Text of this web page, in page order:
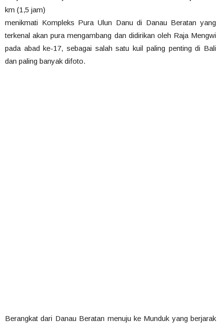
km (1,5 jam)
menikmati Kompleks Pura Ulun Danu di Danau Beratan yang
terkenal akan pura mengambang dan didirikan oleh Raja Mengwi
pada abad ke-17, sebagai salah satu kuil paling penting di Bali
dan paling banyak difoto.
Berangkat dari Danau Beratan menuju ke Munduk yang berjarak